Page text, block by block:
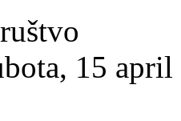
15